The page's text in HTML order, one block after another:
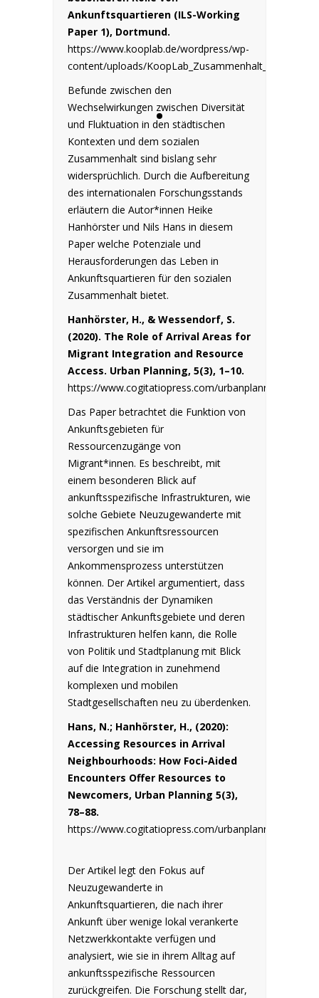
Ankunftsquartieren (ILS-Working
Paper 1), Dortmund.
https://www.kooplab.de/wordpress/wp-
content/uploads/
Befunde zwischen den
Wechselwirkungen zwischen Diversität
und Fluktuation in den städtischen
Kontexten und dem sozialen
Zusammenhalt sind bislang sehr
widersprüchlich. Durch die Aufbereitung
des internationalen Forschungsstands
erläutern die Autor*innen Heike
Hanhörster und Nils Hans in diesem
Paper welche Potenziale und
Herausforderungen das Leben in
Ankunftsquartieren für den sozialen
Zusammenhalt bietet.
Hanhörster, H., & Wessendorf, S.
(2020). The Role of Arrival Areas for
Migrant Integration and Resource
Access. Urban Planning, 5(3), 1–10.
https://www.cogitatiopress.com/urbanplanning/
Das Paper betrachtet die Funktion von
Ankunftsgebieten für
Ressourcenzugänge von
Migrant*innen. Es beschreibt, mit
einem besonderen Blick auf
ankunftsspezifische Infrastrukturen, wie
solche Gebiete Neuzugewanderte mit
spezifischen Ankunftsressourcen
versorgen und sie im
Ankommensprozess unterstützen
können. Der Artikel argumentiert, dass
das Verständnis der Dynamiken
städtischer Ankunftsgebiete und deren
Infrastrukturen helfen kann, die Rolle
von Politik und Stadtplanung mit Blick
auf die Integration in zunehmend
komplexen und mobilen
Stadtgesellschaften neu zu überdenken.
Hans, N.; Hanhörster, H., (2020):
Accessing Resources in Arrival
Neighbourhoods: How Foci-Aided
Encounters Offer Resources to
Newcomers, Urban Planning 5(3),
78–88.
https://www.cogitatiopress.com/urbanplanning/
Der Artikel legt den Fokus auf
Neuzugewanderte in
Ankunftsquartieren, die nach ihrer
Ankunft über wenige lokal verankerte
Netzwerkkontakte verfügen und
analysiert, wie sie in ihrem Alltag auf
ankunftsspezifische Ressourcen
zurückgreifen. Die Forschung stellt dar,